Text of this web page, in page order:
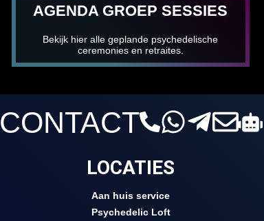
AGENDA GROEP SESSIES
Bekijk hier alle geplande psychedelische
ceremonies en retraites.
CONTACT
LOCATIES
Aan huis service
Psychedelic Loft